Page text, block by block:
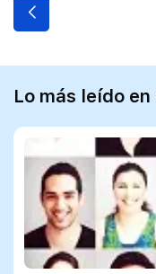
Lo más leído